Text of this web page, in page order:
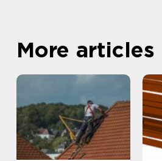
More articles